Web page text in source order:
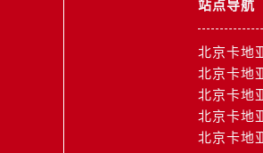
站点导航
北京卡地
北京卡地
北京卡地
北京卡地
北京卡地